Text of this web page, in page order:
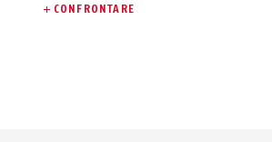
CONFRONTARE